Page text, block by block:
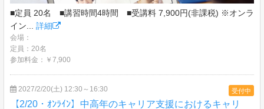
■定員 20名 ■講習時間4時間 ■受講料 7,900円(非課税) ※オンラ
イン... 詳細
会場：
定員：20名
参加料金：￥7,900
受付中
2027/2/20(土) 12:30～16:30
【2/20・ｵﾝﾗｲﾝ】中高年のキャリア支援におけるキャリ